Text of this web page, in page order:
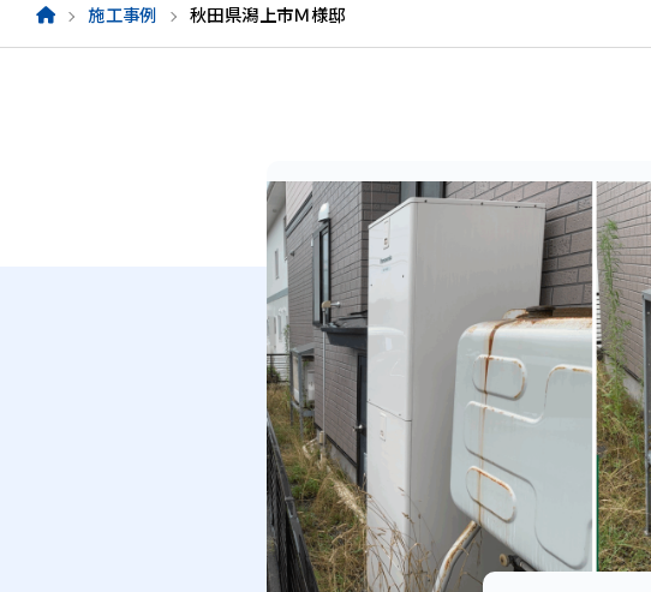
施工事例 秋田県潟上市Ｍ様邸